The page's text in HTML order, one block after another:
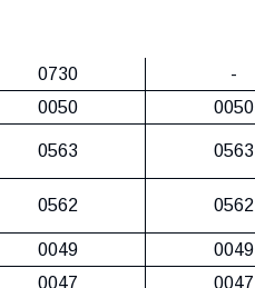
0730 -
0050 0050
0563 0563
0562 0562
0049 0049
0047 0047